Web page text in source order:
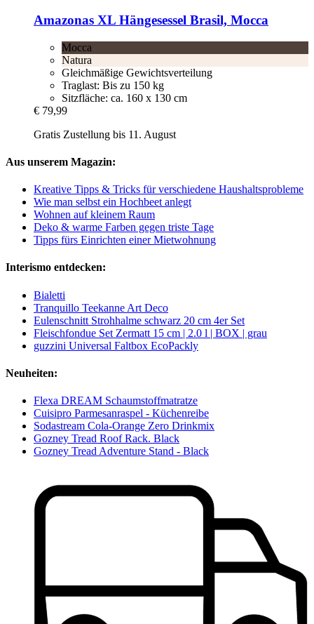
Amazonas XL Hängesessel Brasil, Mocca
Mocca
Natura
Gleichmäßige Gewichtsverteilung
Traglast: Bis zu 150 kg
Sitzfläche: ca. 160 x 130 cm
€ 79,99
Gratis Zustellung bis 11. August
Aus unserem Magazin:
Kreative Tipps & Tricks für verschiedene Haushaltsprobleme
Wie man selbst ein Hochbeet anlegt
Wohnen auf kleinem Raum
Deko & warme Farben gegen triste Tage
Tipps fürs Einrichten einer Mietwohnung
Interismo entdecken:
Bialetti
Tranquillo Teekanne Art Deco
Eulenschnitt Strohhalme schwarz 20 cm 4er Set
Fleischfondue Set Zermatt 15 cm | 2.0 l | BOX | grau
guzzini Universal Faltbox EcoPackly
Neuheiten:
Flexa DREAM Schaumstoffmatratze
Cuisipro Parmesanraspel - Küchenreibe
Sodastream Cola-Orange Zero Drinkmix
Gozney Tread Roof Rack. Black
Gozney Tread Adventure Stand - Black